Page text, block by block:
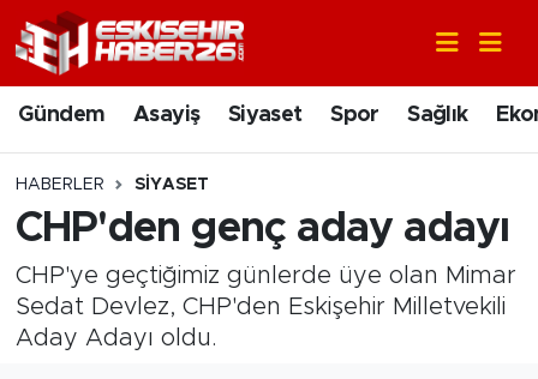
Gündem Asayiş Siyaset Spor Sağlık
HABERLER SIYASET
CHP'den genç aday adayı
CHP'ye geçtiğimiz günlerde üye olan Mimar
Sedat Devlez, CHP'den Eskişehir Milletvekili
Aday Adayı oldu.
Gündem
Asayiş
Siyaset
Spor
Sağlık
Nöbetçi Eczaneler
Hava Durumu
Trafik Durumu
Süper Lig Puan Durumu ve Fikstür
Tüm Manşetler